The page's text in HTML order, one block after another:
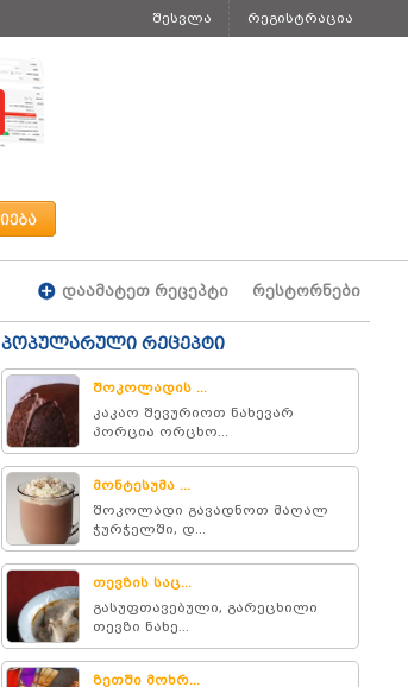
შესვლა რეგისტრაცია
დაამატეთ რეცეპტი რესტორნები
პოპულარული რეცეპტი
შოკოლადის ...
კაკაო შევურიოთ ნახევარ
პორცია ორცხო...
მონტესუმა ...
შოკოლადი გავადნოთ მაღალ
ჭურჭელში, დ...
თევზის საც...
გასუფთავებული, გარეცხილი
თევზი ნახე...
ზეთში მოხრ...